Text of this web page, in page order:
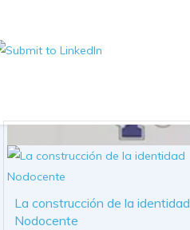
La construcción de la identidad
Nodocente